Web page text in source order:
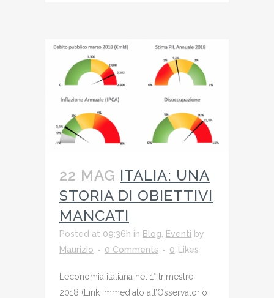
22 MAG ITALIA: UNA
STORIA DI OBIETTIVI
MANCATI
Posted at 09:36h in Blog Eventi by
Maurizio
0 Comments 0 Likes
L’economia italiana nel 1° trimestre
2018 (Link immediato all’Osservatorio